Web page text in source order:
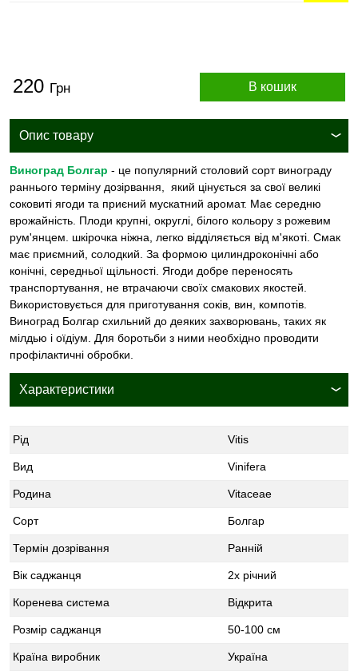
220 Грн В кошик
Опис товару
Виноград Болгар - це популярний столовий сорт винограду
раннього терміну дозірвання, який цінується за свої великі
соковиті ягоди та приєний мускатний аромат. Має середню
врожайність. Плоди крупні, округлі, білого кольору з рожевим
рум'янцем. шкірочка ніжна, легко відділяється від м'якоті. Смак
має приємний, солодкий. За формою цилиндроконічні або
конічні, середньої щільності. Ягоди добре переносять
транспортування, не втрачаючи своїх смакових якостей.
Використовується для приготування соків, вин, компотів.
Виноград Болгар схильний до деяких захворювань, таких як
мілдью і оїдіум. Для боротьби з ними необхідно проводити
профілактичні обробки.
Характеристики
Рід Vitis
Вид Vinifera
Родина Vitaceae
Сорт Болгар
Термін дозрівання Ранній
Вік саджанця 2х річний
Коренева система Відкрита
Розмір саджанця 50-100 см
Країна виробник Україна